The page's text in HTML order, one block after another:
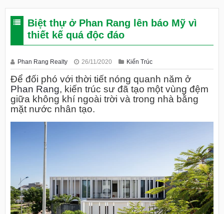
Biệt thự ở Phan Rang lên báo Mỹ vì
thiết kế quá độc đáo
Phan Rang Realty 26/11/2020 Kiến Trúc
Để đối phó với thời tiết nóng quanh năm ở
Phan Rang, kiến trúc sư đã tạo một vùng đệm
giữa không khí ngoài trời và trong nhà bằng
mặt nước nhân tạo.